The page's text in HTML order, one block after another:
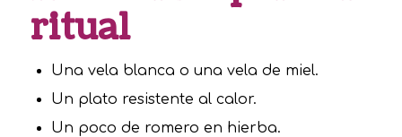
ritual
Una vela blanca o una vela de miel.
Un plato resistente al calor.
Un poco de romero en hierba.